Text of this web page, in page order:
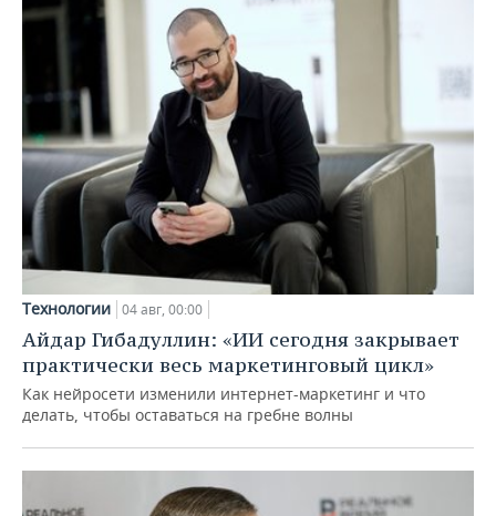
Технологии 04 авг, 00:00
Айдар Гибадуллин: «ИИ сегодня закрывает
практически весь маркетинговый цикл»
Как нейросети изменили интернет-маркетинг и что
делать, чтобы оставаться на гребне волны